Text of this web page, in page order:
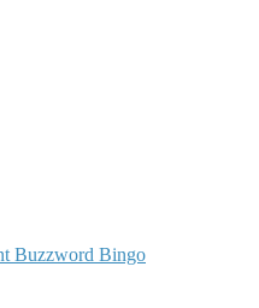
Buzzword Bingo